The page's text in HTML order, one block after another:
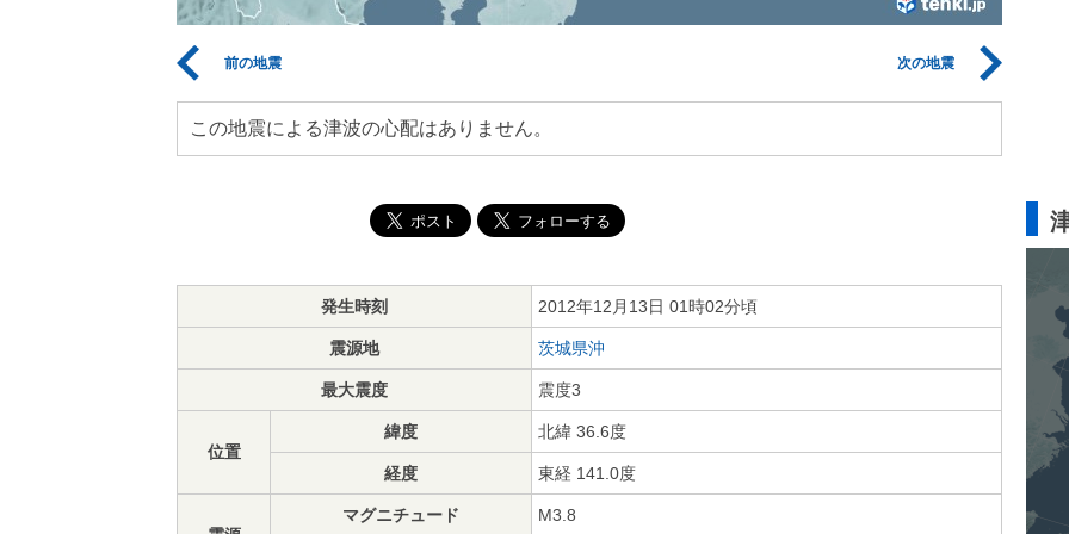
前の地震 次の地震
この地震による津波の心配はありません。
発生時刻 2012年12月13日 01時02分頃
震源地 茨城県沖
最大震度 震度3
位置
緯度 北緯 36.6度
経度 東経 141.0度
マグニチュード M3.8